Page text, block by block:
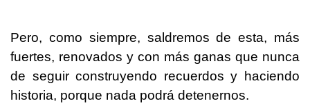
Pero, como siempre, saldremos de esta, más
fuertes, renovados y con más ganas que nunca
de seguirconstruyendo recuerdos y haciendo
historia, porque nada podrá detenernos.